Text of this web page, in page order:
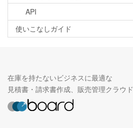
API
使いこなしガイド
在庫を持たないビジネスに最適な
見積書・請求書作成、販売管理クラウド